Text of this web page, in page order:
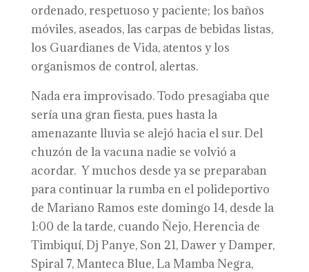
ordenado, respetuoso y paciente; los baños
móviles, aseados, las carpas de bebidas listas,
los Guardianes de Vida, atentos y los
organismos de control, alertas.
Nada era improvisado. Todo presagiaba que
sería una gran fiesta, pues hasta la
amenazante lluvia se alejó hacia el sur. Del
chuzón de la vacuna nadie se volvió a
acordar. Y muchos desde ya se preparaban
para continuar la rumba en el polideportivo
de Mariano Ramos este domingo 14, desde la
1:00 de la tarde, cuando Ñejo, Herencia de
Timbiquí, Dj Panye, Son 21, Dawer y Damper,
Spiral 7, Manteca Blue, La Mamba Negra,